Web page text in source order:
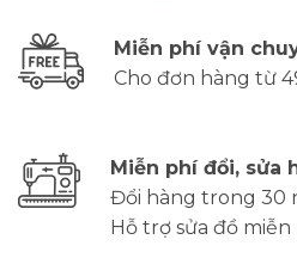
Miễn phí vận
Cho đơn hàng từ
Miễn phí đổi, sửa
Đổi hàng trong 30
Hỗ trợ sửa đồ miễn